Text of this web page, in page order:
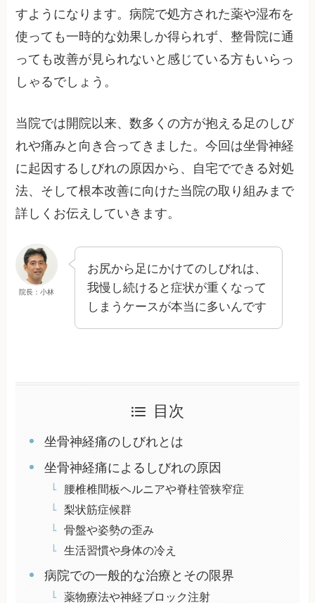
すようになります。病院で処方された薬や湿布を
使っても一時的な効果しか得られず、整骨院に通
っても改善が見られないと感じている方もいらっ
しゃるでしょう。
当院では開院以来、数多くの方が抱える足のしび
れや痛みと向き合ってきました。今回は坐骨神経
に起因するしびれの原因から、自宅でできる対処
法、そして根本改善に向けた当院の取り組みまで
詳しくお伝えしていきます。
院長：小林
お尻から足にかけてのしびれは、
我慢し続けると症状が重くなって
しまうケースが本当に多いんです
目次
坐骨神経痛のしびれとは
坐骨神経痛によるしびれの原因
腰椎椎間板ヘルニアや脊柱管狭窄症
梨状筋症候群
骨盤や姿勢の歪み
生活習慣や身体の冷え
病院での一般的な治療とその限界
薬物療法や神経ブロック注射